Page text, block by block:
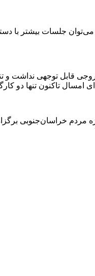
جلسات بیشتر با
امسال تاکنون تنها دو
مردم خراسان‌جنوبی